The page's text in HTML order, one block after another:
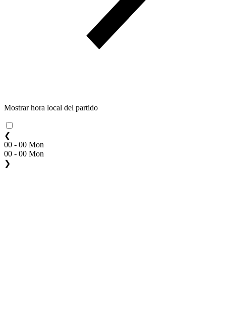
Mostrar hora local del partido
❮
00 - 00 Mon
00 - 00 Mon
❯